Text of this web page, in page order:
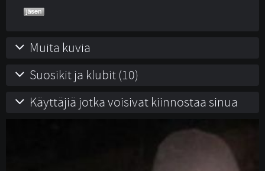
Muita kuvia
Suosikit ja klubit (10)
Käyttäjiä jotka voisivat kiinnostaa sinua